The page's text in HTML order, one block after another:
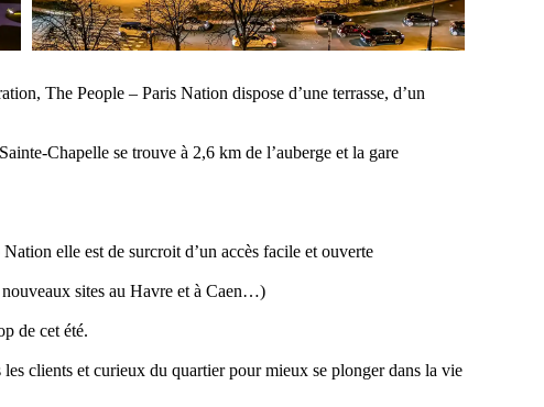
The People – Paris Nation dispose d’une terrasse, d’un
Chapelle se trouve à 2,6 km de l’auberge et la gare
elle est de surcroit d’un accès facile et ouverte
sites au Havre et à Caen…)
de cet été.
clients et curieux du quartier pour mieux se plonger dans la vie